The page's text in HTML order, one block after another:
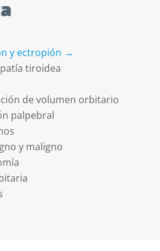
y ectropión →
tiroidea
de volumen orbitario
palpebral
y maligno